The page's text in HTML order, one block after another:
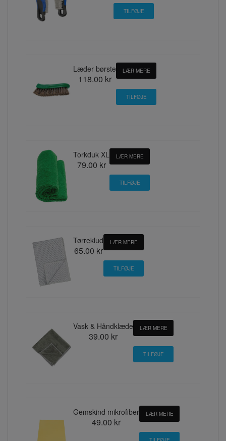
Læder børste
118.00 kr
LÆR MERE
Torkduk XL
79.00 kr
LÆR MERE
Tørreklud
65.00 kr
LÆR MERE
Vask & Håndklæde
39.00 kr
LÆR MERE
Gemskind mikrofiber
49.00 kr
LÆR MERE